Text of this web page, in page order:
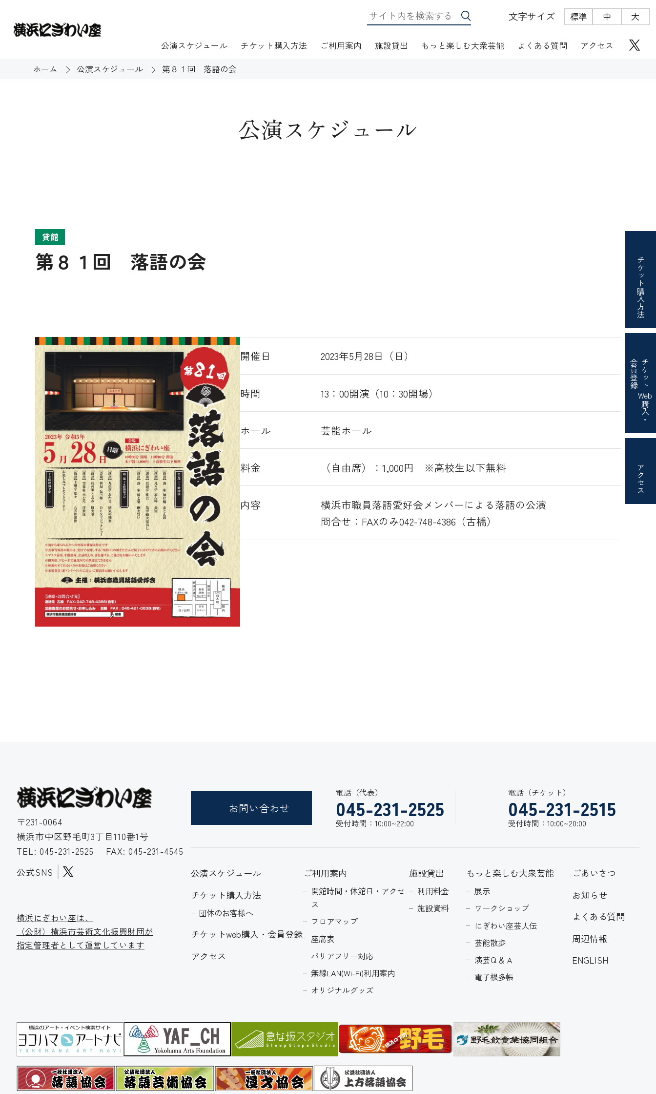
文字サイズ 標準 中 大
公演スケジュール チケット購入方法 ご利用案内
開館時間・休館日・アクセス フロアマップ
施設貸出
施設資料
もっと楽しむ大衆芸能
ワークショップ
よくある質問 アクセス
チケット
購入方法
チケット
Web
購入・
会員登録
アクセス
ホーム 公演スケジュール 第８１回 落語の会
公演スケジュール
貸館
第８１回 落語の会
開催日 2023年5月28日（日）
時間 13：00開演（10：30開場）
ホール 芸能ホール
料金 （自由席）：1,000円 ※高校生以下無料
内容
横浜市職員落語愛好会メンバーによる落語の公演
問合せ：FAXのみ042-748-4386（古橋）
〒231-0064
横浜市中区野毛町3丁目110番1号
TEL: 045-231-2525
FAX: 045-231-4545
公式SNS
お問い合わせ
電話（代表）
045-231-2525
受付時間：10:00~22:00
電話（チケット）
045-231-2515
受付時間：10:00~20:00
横浜にぎわい座は、
（公財）横浜市芸術文化振興財団が
指定管理者として運営しています
公演スケジュール
チケット購入方法
団体のお客様へ
チケットweb購入・会員登録
アクセス
ご利用案内
開館時間・休館日・アクセ
ス
フロアマップ
座席表
バリアフリー対応
無線LAN(Wi-Fi)利用案内
オリジナルグッズ
施設貸出
利用料金
施設資料
もっと楽しむ大衆芸能
展示
ワークショップ
にぎわい座芸人伝
芸能散歩
演芸Ｑ＆Ａ
電子根多帳
ごあいさつ
お知らせ
よくある質問
周辺情報
ENGLISH